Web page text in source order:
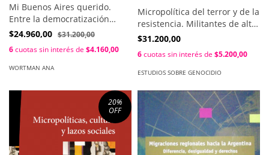
Mi Buenos Aires querido.
Entre la democratización
cultural y la desigualdad
$24.960,00 $31.200,00
6cuotas sin interés de $4.160,00
WORTMAN ANA
Micropolítica del terror y de la
resistencia. Militantes de alto
riesgo, escuadrones de la
de detención / Manolo E. Vela
Castañeda
$31.200,00
6cuotas sin interés de $5.200,00
ESTUDIOS SOBRE GENOCIDIO
20%
OFF